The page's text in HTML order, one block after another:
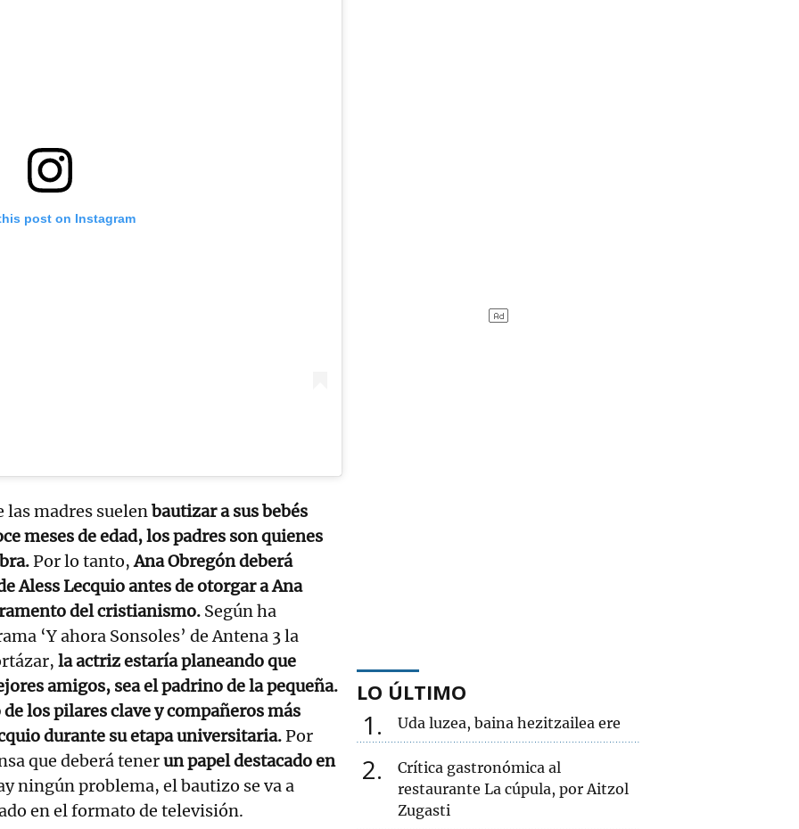
post on Instagram
madres suelenbautizar a sus bebés
meses de edad, los padres son quienes
Por lo tanto,Ana Obregón deberá
Aless Lecquio antes de otorgar a Ana
del cristianismo. Según ha
‘Y ahora Sonsoles’ de Antena 3 la
la actriz estaría planeando que
amigos, sea el padrino de la pequeña.
los pilares clave y compañeros más
durante su etapa universitaria.Por
que deberá tenerun papel destacado en
ningún problema, el bautizo se va a
en el formato de televisión.
LO ÚLTIMO
1 Uda luzea, baina hezitzailea ere
2
Crítica gastronómica al
restaurante La cúpula, por Aitzol
Zugasti